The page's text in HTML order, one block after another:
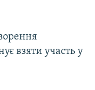
взяти участь у